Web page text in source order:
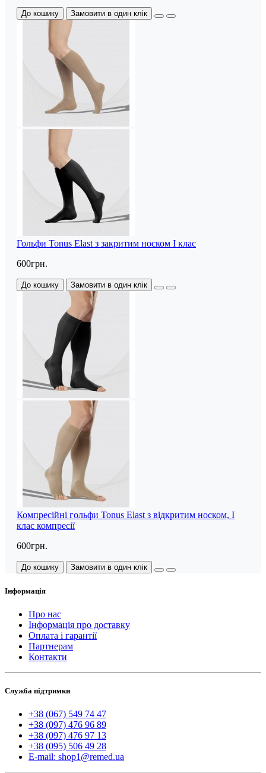
До кошику Замовити в один клік
Гольфи Tonus Elast з закритим носком I клас
600грн.
До кошику Замовити в один клік
Компресійні гольфи Tonus Elast з відкритим носком, I
клас компресії
600грн.
До кошику Замовити в один клік
Інформація
Про нас
Інформація про доставку
Оплата і гарантії
Партнерам
Контакти
Служба підтримки
+38 (067) 549 74 47
+38 (097) 476 96 89
+38 (097) 476 97 13
+38 (095) 506 49 28
E-mail: shop1@remed.ua